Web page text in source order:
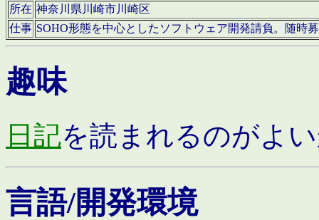
所在 神奈川県川崎市川崎区
仕事 SOHO形態を中心としたソフトウェア開発請負。随時
趣味
日記を読まれるのがよ
言語/開発環境